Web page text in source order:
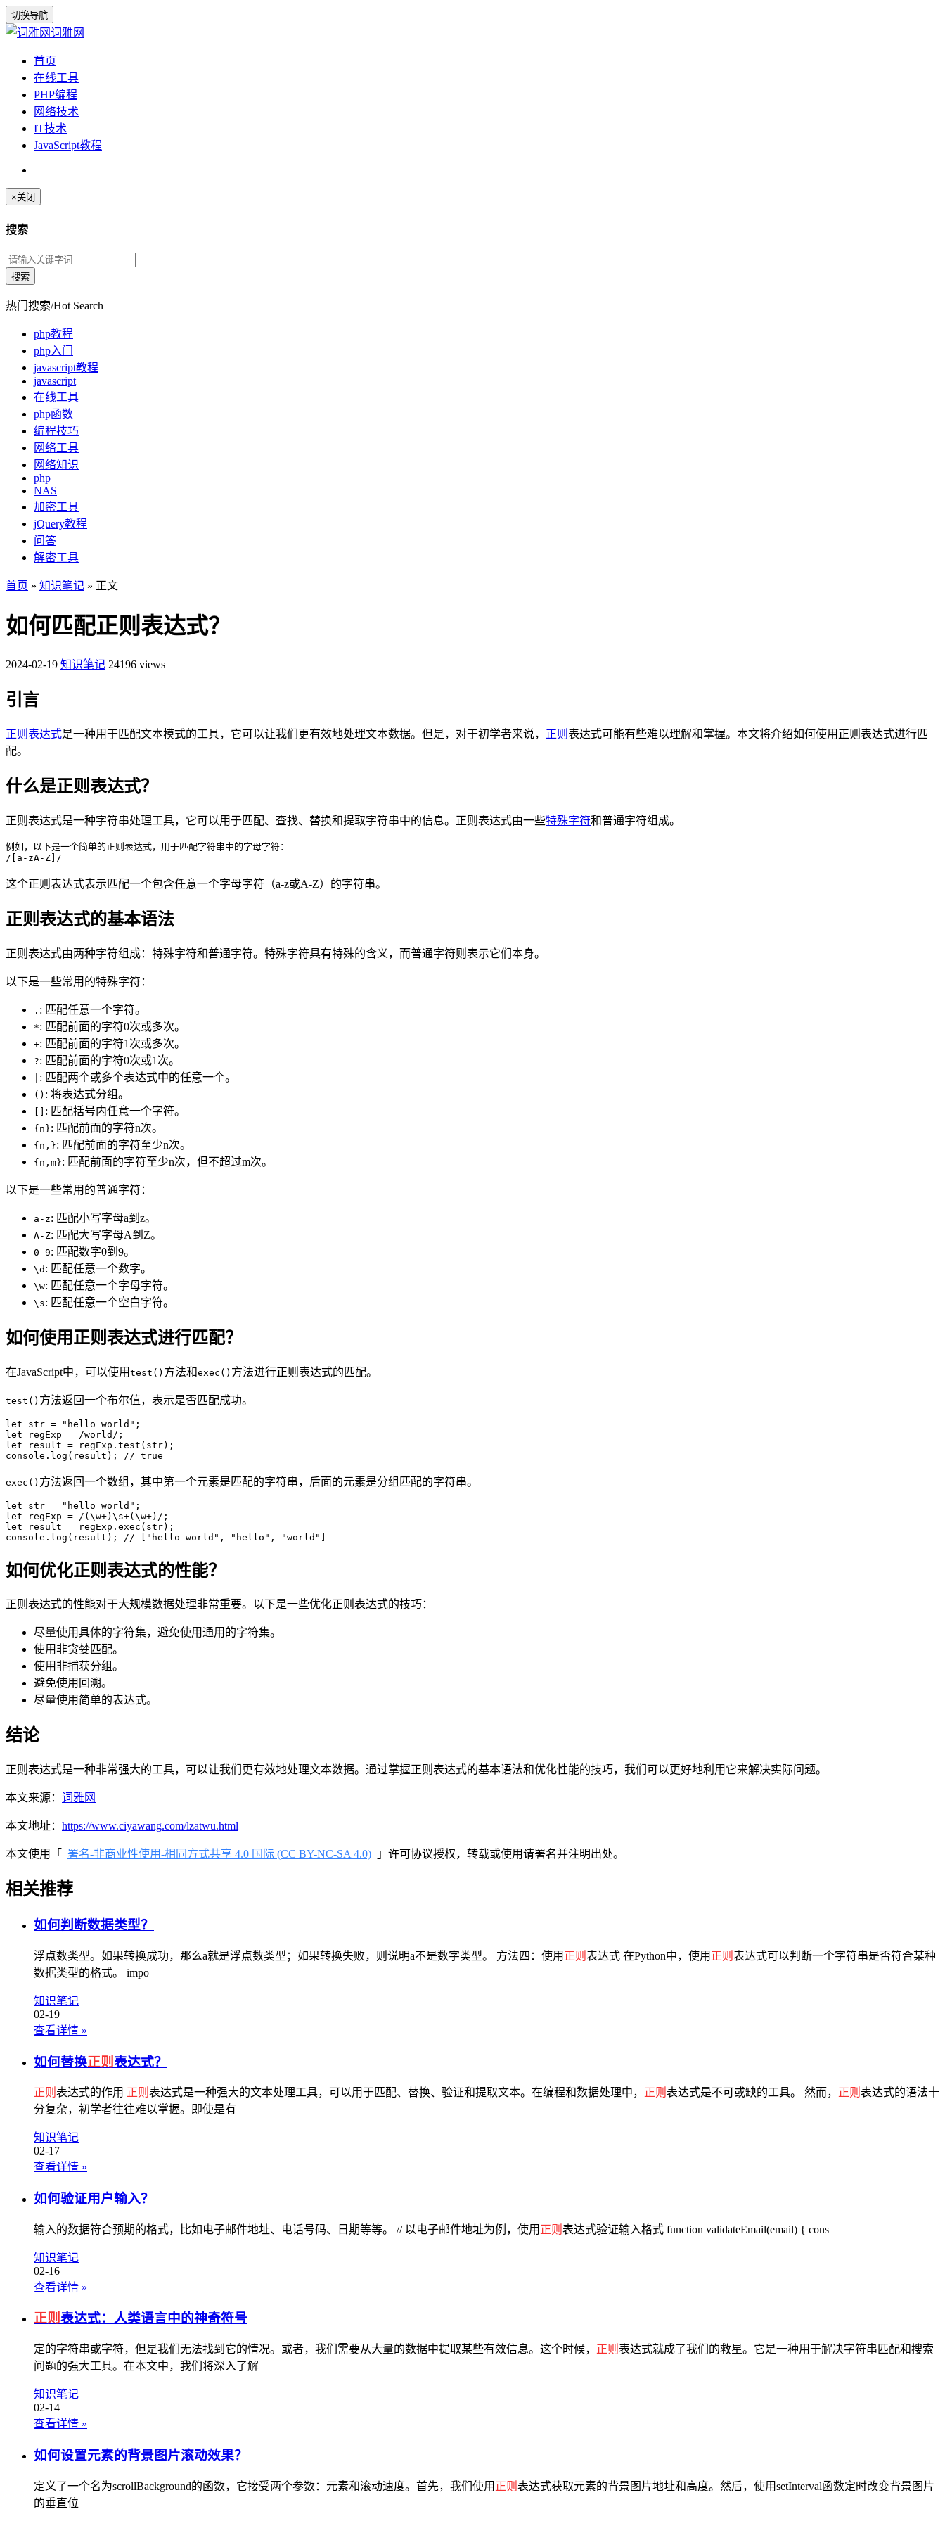
切换导航
词雅网
首页
在线工具
PHP编程
网络技术
IT技术
JavaScript教程
×关闭
搜索
热门搜索/Hot Search
php教程
php入门
javascript教程
javascript
在线工具
php函数
编程技巧
网络工具
网络知识
php
NAS
加密工具
jQuery教程
问答
解密工具
首页 » 知识笔记 » 正文
如何匹配正则表达式？
2024-02-19 知识笔记 24196 views
引言
正则表达式是一种用于匹配文本模式的工具，它可以让我们更有效地处理文本数据。但是，对于初学者来说， 正则 表达式可能有些难以理解和掌握。本文将介绍如何使用正则表达式进行匹
配。
什么是正则表达式？
正则表达式是一种字符串处理工具，它可以用于匹配、查找、替换和提取字符串中的信息。正则表达式由一些特殊字符和普通字符组成。
例如，以下是一个简单的正则表达式，用于匹配字符串中的字母字符：
/[a-zA-Z]/
这个正则表达式表示匹配一个包含任意一个字母字符（a-z或A-Z）的字符串。
正则表达式的基本语法
正则表达式由两种字符组成：特殊字符和普通字符。特殊字符具有特殊的含义，而普通字符则表示它们本身。
以下是一些常用的特殊字符：
. : 匹配任意一个字符。
*: 匹配前面的字符0次或多次。
+: 匹配前面的字符1次或多次。
?: 匹配前面的字符0次或1次。
: 匹配两个或多个表达式中的任意一个。
() : 将表达式分组。
: 匹配括号内任意一个字符。
{n}: 匹配前面的字符n次。
{n,}: 匹配前面的字符至少n次。
{n,m}: 匹配前面的字符至少n次，但不超过m次。
以下是一些常用的普通字符：
a-z: 匹配小写字母a到z。
A-Z: 匹配大写字母A到Z。
0-9: 匹配数字0到9。
\d : 匹配任意一个数字。
\w: 匹配任意一个字母字符。
\s: 匹配任意一个空白字符。
如何使用正则表达式进行匹配？
在JavaScript中，可以使用 test() 方法和exec() 方法进行正则表达式的匹配。
test() 方法返回一个布尔值，表示是否匹配成功。
let str = "hello world";
let regExp = /world/;
let result = regExp.test(str);
console.log(result); // true
exec() 方法返回一个数组，其中第一个元素是匹配的字符串，后面的元素是分组匹配的字符串。
let str = "hello world";
let regExp = /(\w+)\s+(\w+)/;
let result = regExp.exec(str);
console.log(result); // ["hello world", "hello", "world"]
如何优化正则表达式的性能？
正则表达式的性能对于大规模数据处理非常重要。以下是一些优化正则表达式的技巧：
尽量使用具体的字符集，避免使用通用的字符集。
使用非贪婪匹配。
使用非捕获分组。
避免使用回溯。
尽量使用简单的表达式。
结论
正则表达式是一种非常强大的工具，可以让我们更有效地处理文本数据。通过掌握正则表达式的基本语法和优化性能的技巧，我们可以更好地利用它来解决实际问题。
本文来源： 词雅网
本文地址： https://www.ciyawang.com/lzatwu.html
本文使用「 署名-非商业性使用-相同方式共享 4.0 国际 (CC BY-NC-SA 4.0) 」许可协议授权，转载或使用请署名并注明出处。
相关推荐
如何判断数据类型？
浮点数类型。如果转换成功，那么a就是浮点数类型；如果转换失败，则说明a不是数字类型。 方法四：使用 正则 表达式 在Python中，使用 正则 表达式可以判断一个字符串是否符合某种
数据类型的格式。 impo
知识笔记
02-19
查看详情 »
如何替换正则表达式？
正则 表达式的作用 正则 表达式是一种强大的文本处理工具，可以用于匹配、替换、验证和提取文本。在编程和数据处理中， 正则 表达式是不可或缺的工具。 然而， 正则 表达式的语法十
分复杂，初学者往往难以掌握。即使是有
知识笔记
02-17
查看详情 »
如何验证用户输入？
输入的数据符合预期的格式，比如电子邮件地址、电话号码、日期等等。 // 以电子邮件地址为例，使用 正则 表达式验证输入格式 function validateEmail(email) { cons
知识笔记
02-16
查看详情 »
正则表达式：人类语言中的神奇符号
定的字符串或字符，但是我们无法找到它的情况。或者，我们需要从大量的数据中提取某些有效信息。这个时候， 正则 表达式就成了我们的救星。它是一种用于解决字符串匹配和搜索
问题的强大工具。在本文中，我们将深入了解
知识笔记
02-14
查看详情 »
如何设置元素的背景图片滚动效果？
定义了一个名为scrollBackground的函数，它接受两个参数：元素和滚动速度。首先，我们使用 正则 表达式获取元素的背景图片地址和高度。然后，使用setInterval函数定时改变背景图片
的垂直位